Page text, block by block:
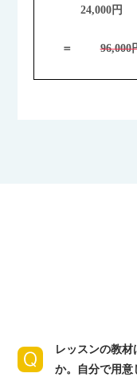
24,000円
＝ 96,000
レッスンの教材
か。自分で用意